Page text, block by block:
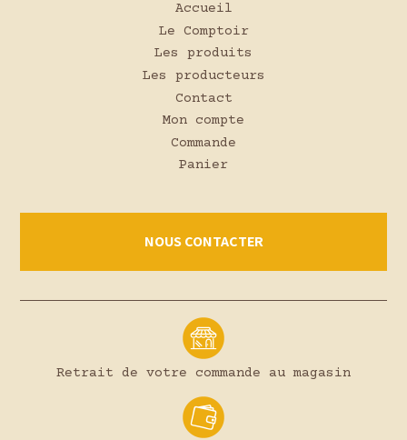
Accueil
Le Comptoir
Les produits
Les producteurs
Contact
Mon compte
Commande
Panier
NOUS CONTACTER
Retrait de votre commande au magasin